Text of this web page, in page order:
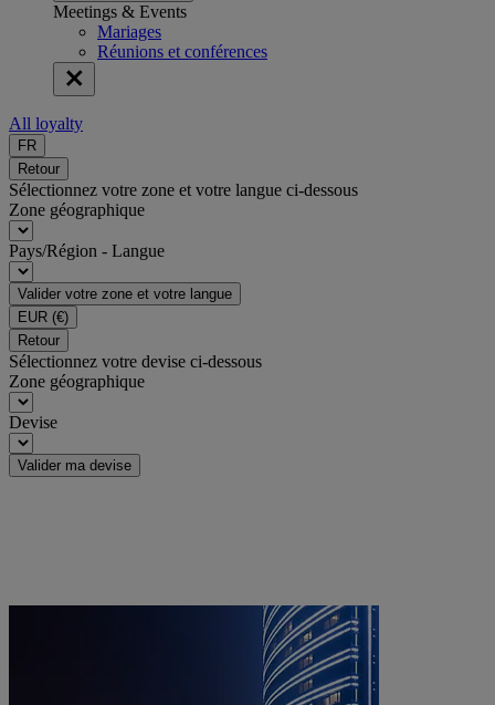
Meetings & Events
Mariages
Réunions et conférences
All loyalty
FR
Retour
Sélectionnez votre zone et votre langue ci-dessous
Zone géographique
Pays/Région - Langue
Valider votre zone et votre langue
EUR (€)
Retour
Sélectionnez votre devise ci-dessous
Zone géographique
Devise
Valider ma devise